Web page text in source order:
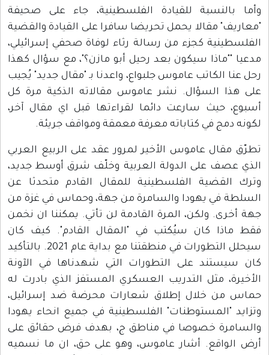
وأما بالنسبة للقيادة الفلسطينية، جاء على صحيفة
"معاريف" مقالا يحمل تحريضا سافرا على القيادة والقضية
الفلسطينية كجزء من رسالة رثاء لوفاة صحفي إسرائيلي،
مدعيا ""ماذا سيكون بعد رحيل أبو مازن؟"، مع سؤال كهذا
رحل عنا الكاتب عاموس جلبواع، واعدنا بـ "مقال جديد" يُجيب
على هذا السؤال. نشر عاموس مقالاته الذكية مرة كل
أسبوع، حيث سارعت دائما لقراءتها قبل اي مقال آخر،
لكونه دمج في كتاباته معرفة معمقة ومواقف جريئة.
تطرّق مقال عاموس الأخير لمرور عقد على الربيع العربي
الذي عصف على الدولة العربية وخلّف شرق أوسط جديد،
وترك القضية الفلسطينية للمقال القادم متحدثا عن
السلطة في يهودا والسامرة من جهة، وحماس في غزة من
جهة أخرى. ولكن، المرة القادمة لن تأتي. يمكننا ان نخمن
فقط ماذا كان سيُكتب في "المقال القادم". كيف كان
سيحلل التطورات في منطقتنا مع بداية عام 2021. بالتأكيد
كان سيستند على التطورات التي شهدناها في الآونة
الأخيرة، مثل التدريب العسكري المستفز الذي بادرت له
حماس من خلال إطلاق شعارات محرضة ضد إسرائيل،
وتزايد "المستوطنات" الفلسطينية في جميع انحاء يهودا
والسامرة خصوصا في مناطق ج، بهدف فرض حقائق على
أرض الواقع. أشار عاموس، وهو على حق، ان ما نسميه